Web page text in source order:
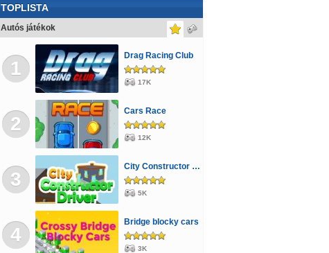
TOPLISTA
Autós játékok
1
Drag Racing Club
17K
2
Cars Race
12K
3
City Constructor Driver 3D
5K
4
Bridge blocky cars
3K